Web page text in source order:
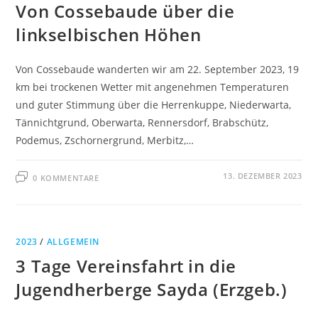
Von Cossebaude über die
linkselbischen Höhen
Von Cossebaude wanderten wir am 22. September 2023, 19
km bei trockenen Wetter mit angenehmen Temperaturen
und guter Stimmung über die Herrenkuppe, Niederwarta,
Tännichtgrund, Oberwarta, Rennersdorf, Brabschütz,
Podemus, Zschornergrund, Merbitz,…
0 KOMMENTARE 13. DEZEMBER 2023
2023 / ALLGEMEIN
3 Tage Vereinsfahrt in die
Jugendherberge Sayda (Erzgeb.)